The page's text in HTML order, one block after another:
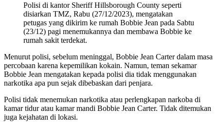
Polisi di kantor Sheriff Hillsborough County seperti
disiarkan TMZ, Rabu (27/12/2023), mengatakan
petugas yang dikirim ke rumah Bobbie Jean pada Sabtu
(23/12) pagi menemukannya dan membawa Bobbie ke
rumah sakit terdekat.
Menurut polisi, sebelum meninggal, Bobbie Jean Carter dalam masa
percobaan karena kepemilikan kokain. Namun, teman sekamar
Bobbie Jean mengatakan kepada polisi dia tidak menggunakan
narkotika apa pun sejak dibebaskan dari penjara.
Polisi tidak menemukan narkotika atau perlengkapan narkoba di
kamar tidur atau kamar mandi Bobbie Jean Carter. Tidak ditemukan
juga kejahatan di lokasi.